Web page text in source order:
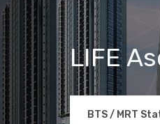
LIFE
BTS / MRT